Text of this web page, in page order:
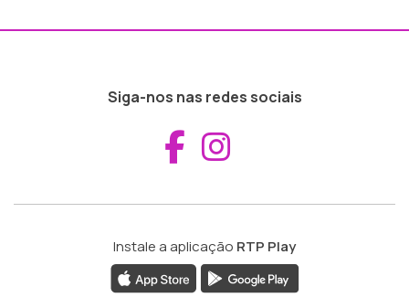
Siga-nos nas redes sociais
Aceder ao
Instale a aplicação RTP Play